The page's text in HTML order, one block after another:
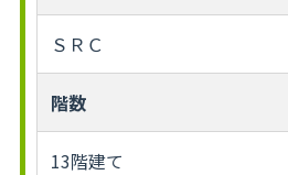
ＳＲＣ
階数
13階建て